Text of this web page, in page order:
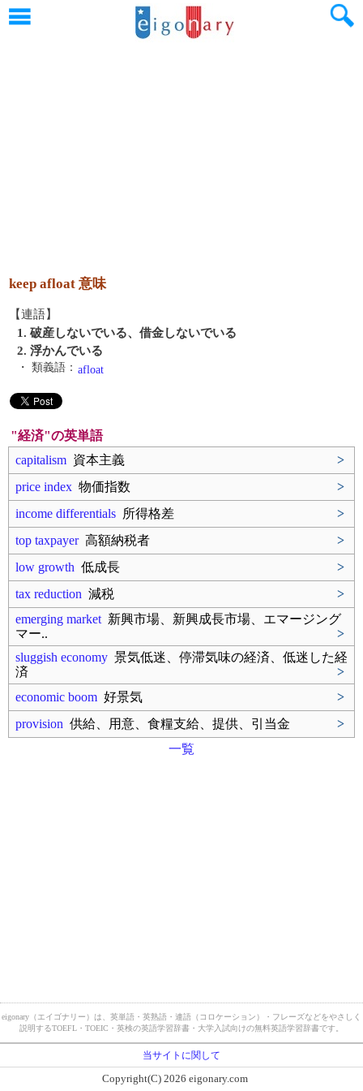
keep afloat 意味
【連語】
1. 破産しないでいる、借金しないでいる
2. 浮かんでいる
・ 類義語： afloat
"経済"の英単語
capitalism 資本主義
>
price index 物価指数
>
income differentials 所得格差
>
top taxpayer高額納税者
>
low growth 低成長
>
tax reduction 減税
>
emerging market 新興市場、新興成長市場、エマージング
マー..
>
sluggish economy 景気低迷、停滞気味の経済、低迷した経
済
>
economic boom 好景気
>
provision 供給、用意、食糧支給、提供、引当金
>
一覧
eigonary（エイゴナリー）は、英単語・英熟語・連語（コロケーション）・フレーズなどをやさしく
説明するTOEFL・TOEIC・英検の英語学習辞書・大学入試向けの無料英語学習辞書です。
当サイトに関して
Copyright(C) 2026 eigonary.com